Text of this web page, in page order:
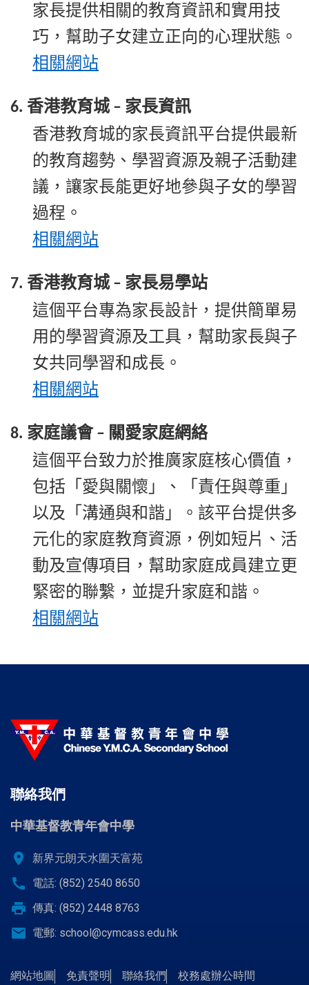
家長提供相關的教育資訊和實用技
巧，幫助子女建立正向的心理狀態。
相關網站
6. 香港教育城– 家長資訊
香港教育城的家長資訊平台提供最新
的教育趨勢、學習資源及親子活動建
議，讓家長能更好地參與子女的學習
過程。
相關網站
7. 香港教育城– 家長易學站
這個平台專為家長設計，提供簡單易
用的學習資源及工具，幫助家長與子
女共同學習和成長。
相關網站
8. 家庭議會– 關愛家庭網絡
這個平台致力於推廣家庭核心價值，
包括「愛與關懷」、「責任與尊重」
以及「溝通與和諧」。該平台提供多
元化的家庭教育資源，例如短片、活
動及宣傳項目，幫助家庭成員建立更
緊密的聯繫，並提升家庭和諧。
相關網站
聯絡我們
中華基督教青年會中學
location_on 新界元朗天水圍天富苑
call 電話: (852) 2540 8650
print 傳真: (852) 2448 8763
email 電郵: school@cymcass.edu.hk
網站地圖 免責聲明 聯絡我們 校務處辦公時間